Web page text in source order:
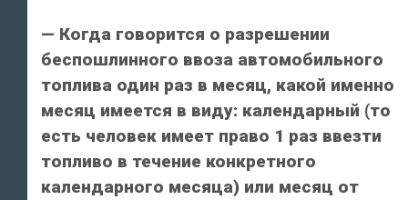
— Когда говорится о разрешении
беспошлинного ввоза автомобильного
топлива один раз в месяц, какой именно
месяц имеется в виду: календарный (то
есть человек имеет право 1 раз ввезти
топливо в течение конкретного
календарного месяца) или месяц от